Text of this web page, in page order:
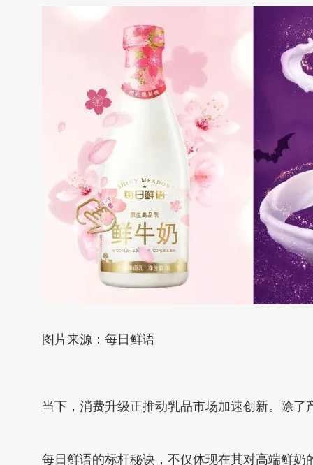
图片来源：每日鲜语
当下，消费升级正推动乳品市场加速创新。除
每日鲜语的标杆秘诀，不仅体现在其对高端鲜